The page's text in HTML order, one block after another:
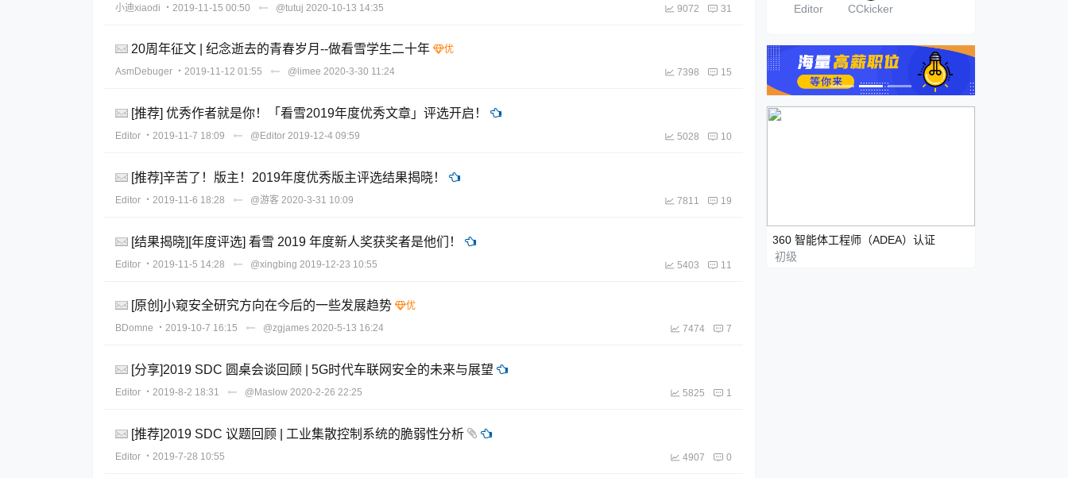
小迪xiaodi
・2019-11-15 00:50 @tutuj 2020-10-13 14:35 9072 31
20周年征文 | 纪念逝去的青春岁月--做看雪学生二十年
AsmDebuger ・2019-11-12 01:55 @limee 2020-3-30 11:24 7398 15
[推荐] 优秀作者就是你！「看雪2019年度优秀文章」评选开启！
Editor ・2019-11-7 18:09 @Editor 2019-12-4 09:59 5028 10
[推荐]辛苦了！版主！2019年度优秀版主评选结果揭晓！
Editor ・2019-11-6 18:28 @游客 2020-3-31 10:09 7811 19
[结果揭晓][年度评选] 看雪 2019 年度新人奖获奖者是他们！
Editor ・2019-11-5 14:28 @xingbing 2019-12-23 10:55 5403 11
[原创]小窥安全研究方向在今后的一些发展趋势
BDomne ・2019-10-7 16:15 @zgjames 2020-5-13 16:24 7474 7
[分享]2019 SDC 圆桌会谈回顾 | 5G时代车联网安全的未来与展望
Editor ・2019-8-2 18:31 @Maslow 2020-2-26 22:25 5825 1
[推荐]2019 SDC 议题回顾 | 工业集散控制系统的脆弱性分析
Editor ・2019-7-28 10:55 4907 0
Editor CCkicker
360 智能体工程师（ADEA）认证
初级